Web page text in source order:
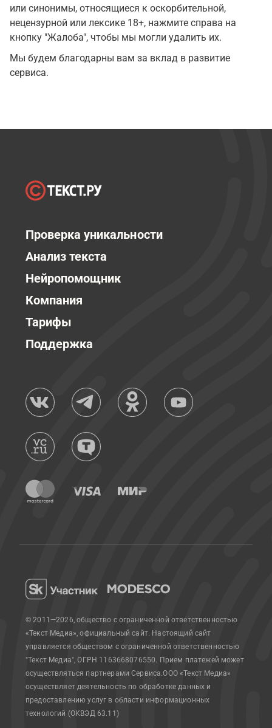
или синонимы, относящиеся к оскорбительной,
нецензурной или лексике 18+, нажмите справа на
кнопку "Жалоба", чтобы мы могли удалить их.
Мы будем благодарны вам за вклад в развитие
сервиса.
Проверка уникальности
Анализ текста
Нейропомощник
Компания
Тарифы
Поддержка
© 2011—2026, общество с ограниченной ответственностью
«Текст Медиа», официальный сайт. Настоящий сайт
управляется обществом с ограниченной ответственностью
"Текст Медиа", ОГРН 1163668076550. Прием платежей может
осуществляться партнерами Сервиса.ООО «Текст Медиа»
осуществляет деятельность по обработке данных и
предоставлению услуг в области информационных
технологий (ОКВЭД 63.11)